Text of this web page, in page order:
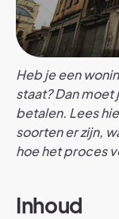
Heb je een
staat? Dan
betalen. Lees
soorten er zijn,
hoe het proces
Inhoud